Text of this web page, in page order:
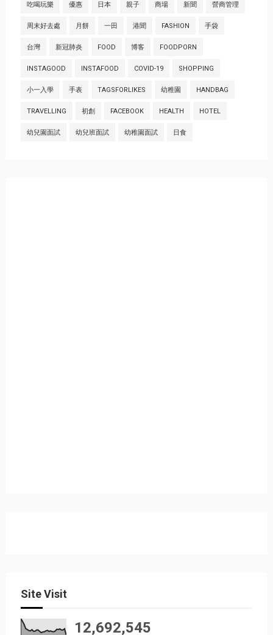
吃喝玩樂 優惠 日本 親子 商場 新聞 營商管理
周末好去處 月餅 一田 港聞 FASHION 手袋
台灣 新冠肺炎 FOOD 博客 FOODPORN
INSTAGOOD INSTAFOOD COVID-19 SHOPPING
小一入學 手表 TAGSFORLIKES 幼稚園 HANDBAG
TRAVELLING 初創 FACEBOOK HEALTH HOTEL
幼兒園面試 幼兒班面試 幼稚園面試 日食
Site Visit
12,692,545